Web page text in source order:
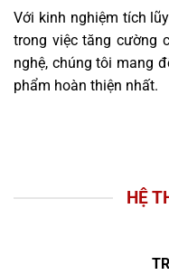
Với kinh nghiệm tích
trong việc tăng cường
nghệ, chúng tôi mang
phẩm hoàn thiện nhất.
HỆ